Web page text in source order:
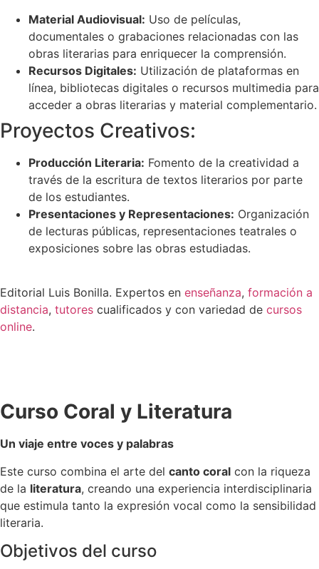
Material Audiovisual: Uso de películas,
documentales o grabaciones relacionadas con las
obras literarias para enriquecer la comprensión.
Recursos Digitales: Utilización de plataformas en
línea, bibliotecas digitales o recursos multimedia para
acceder a obras literarias y material complementario.
Proyectos Creativos:
Producción Literaria: Fomento de la creatividad a
través de la escritura de textos literarios por parte
de los estudiantes.
Presentaciones y Representaciones: Organización
de lecturas públicas, representaciones teatrales o
exposiciones sobre las obras estudiadas.
Editorial Luis Bonilla. Expertos en enseñanza, formación a
distancia, tutores cualificados y con variedad de cursos
online.
Curso Coral y Literatura
Un viaje entre voces y palabras
Este curso combina el arte del canto coral con la riqueza
de la literatura, creando una experiencia interdisciplinaria
que estimula tanto la expresión vocal como la sensibilidad
literaria.
Objetivos del curso